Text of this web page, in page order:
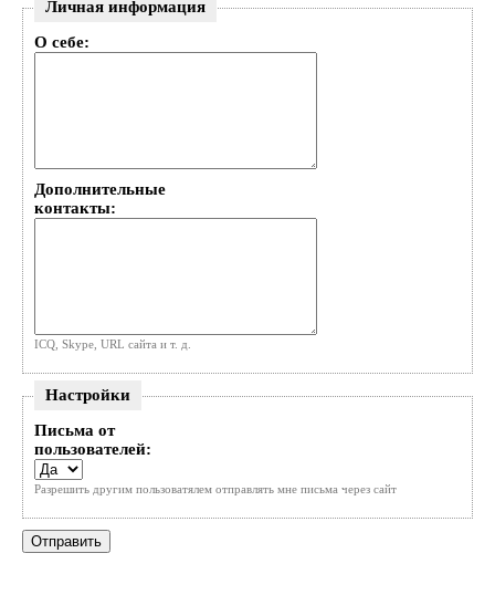
Личная информация
О себе:
Дополнительные
контакты:
ICQ, Skype, URL сайта и т. д.
Настройки
Письма от
пользователей:
Разрешить другим пользоватялем отправлять мне письма через сайт